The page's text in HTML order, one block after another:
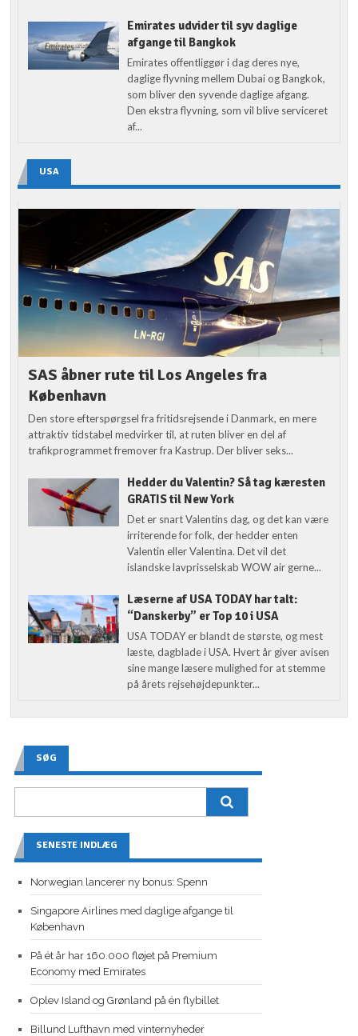
Emirates udvider til syv daglige
afgange til Bangkok
Emirates offentliggør i dag deres nye,
daglige flyvning mellem Dubai og Bangkok,
som bliver den syvende daglige afgang.
Den ekstra flyvning, som vil blive serviceret
af...
USA
SAS åbner rute til Los Angeles fra
København
Den store efterspørgsel fra fritidsrejsende i Danmark, en mere
attraktiv tidstabel medvirker til, at ruten bliver en del af
trafikprogrammet fremover fra Kastrup. Der bliver seks...
Hedder du Valentin? Så tag kæresten
GRATIS til New York
Det er snart Valentins dag, og det kan være
irriterende for folk, der hedder enten
Valentin eller Valentina. Det vil det
islandske lavprisselskab WOW air gerne...
Læserne af USA TODAY har talt:
“Danskerby” er Top 10 i USA
USA TODAY er blandt de største, og mest
læste, dagblade i USA. Hvert år giver avisen
sine mange læsere mulighed for at stemme
på årets rejsehøjdepunkter...
SØG
SENESTE INDLÆG
Norwegian lancerer ny bonus: Spenn
Singapore Airlines med daglige afgange til
København
På ét år har 160.000 fløjet på Premium
Economy med Emirates
Oplev Island og Grønland på én flybillet
Billund Lufthavn med vinternyheder